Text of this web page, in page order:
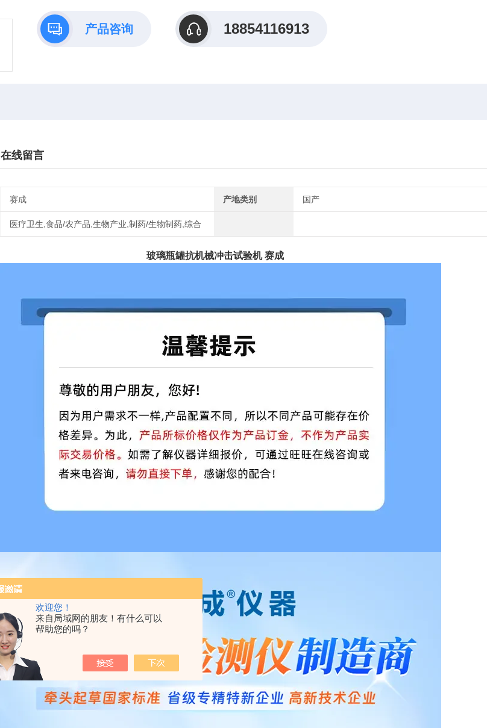
欢迎您！
来自局域网的朋友！有什么可以
帮助您的吗？
产品咨询 18854116913
在线留言
赛成 产地类别 国产
医疗卫生,食品/农产品,生物产业,制药/生物制药,综合
玻璃瓶罐抗机械冲击试验机 赛成